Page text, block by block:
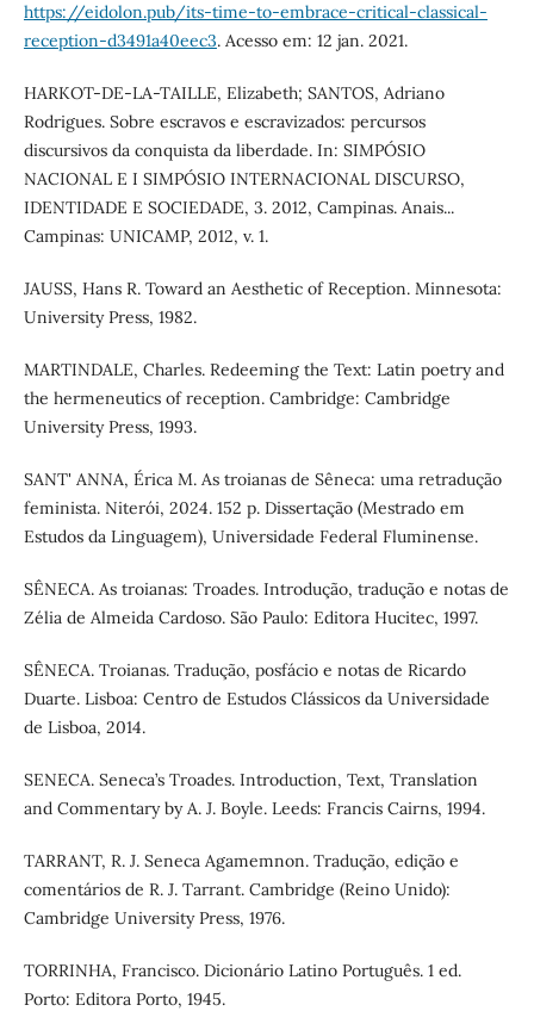
https://eidolon.pub/its-time-to-embrace-critical-classical-
reception-d3491a40eec3. Acesso em: 12 jan. 2021.
HARKOT-DE-LA-TAILLE, Elizabeth; SANTOS, Adriano
Rodrigues. Sobre escravos e escravizados: percursos
discursivos da conquista da liberdade. In: SIMPÓSIO
NACIONAL E I SIMPÓSIO INTERNACIONAL DISCURSO,
IDENTIDADE E SOCIEDADE, 3. 2012, Campinas. Anais...
Campinas: UNICAMP, 2012, v. 1.
JAUSS, Hans R. Toward an Aesthetic of Reception. Minnesota:
University Press, 1982.
MARTINDALE, Charles. Redeeming the Text: Latin poetry and
the hermeneutics of reception. Cambridge: Cambridge
University Press, 1993.
SANT' ANNA, Érica M. As troianas de Sêneca: uma retradução
feminista. Niterói, 2024. 152 p. Dissertação (Mestrado em
Estudos da Linguagem), Universidade Federal Fluminense.
SÊNECA. As troianas: Troades. Introdução, tradução e notas de
Zélia de Almeida Cardoso. São Paulo: Editora Hucitec, 1997.
SÊNECA. Troianas. Tradução, posfácio e notas de Ricardo
Duarte. Lisboa: Centro de Estudos Clássicos da Universidade
de Lisboa, 2014.
SENECA. Seneca’s Troades. Introduction, Text, Translation
and Commentary by A. J. Boyle. Leeds: Francis Cairns, 1994.
TARRANT, R. J. Seneca Agamemnon. Tradução, edição e
comentários de R. J. Tarrant. Cambridge (Reino Unido):
Cambridge University Press, 1976.
TORRINHA, Francisco. Dicionário Latino Português. 1 ed.
Porto: Editora Porto, 1945.